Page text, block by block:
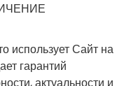
использует Сайт на
гарантий